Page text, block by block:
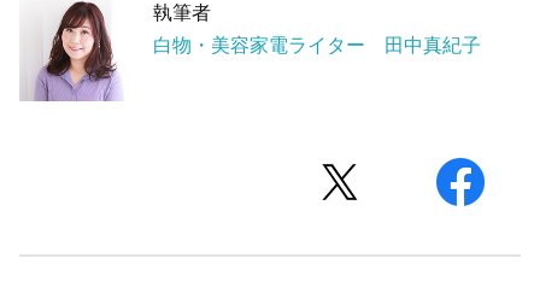
執筆者
白物・美容家電ライター 田中真紀子